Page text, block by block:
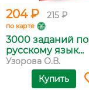
204 ₽ 215 ₽
по карте
3000 заданий по
русскому язык...
Узорова О.В.
Купить